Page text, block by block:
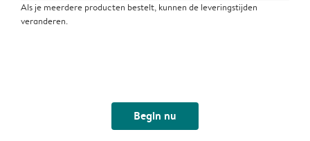
Als je meerdere producten bestelt, kunnen de leveringstijden
veranderen.
Begin nu